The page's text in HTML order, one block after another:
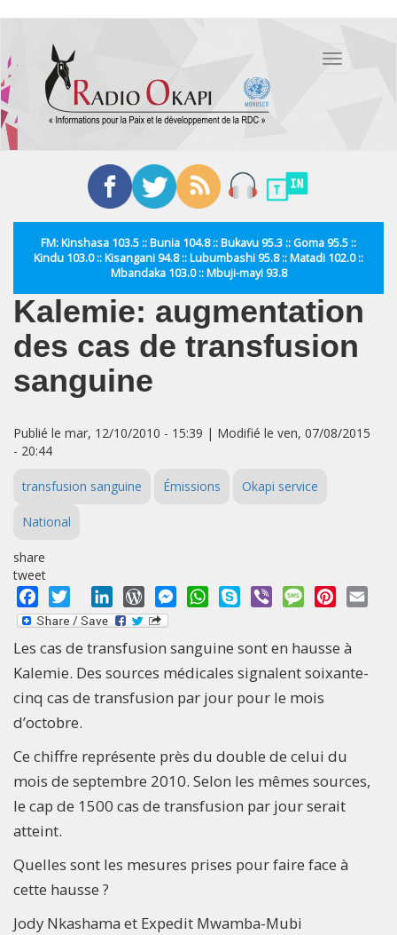
contenu
principal
Toggle
FM: Kinshasa 103.5 :: Bunia 104.8 :: Bukavu 95.3 :: Goma 95.5 ::
Kindu 103.0 :: Kisangani 94.8 :: Lubumbashi 95.8 :: Matadi 102.0 ::
Mbandaka 103.0 :: Mbuji-mayi 93.8
Kalemie: augmentation
des cas de transfusion
sanguine
Publié le mar, 12/10/2010 - 15:39 | Modifié le ven, 07/08/2015
- 20:44
transfusion sanguine Émissions Okapi service
National
share
tweet
Facebook
Twitter LinkedInWordPressMessengerWhatsApp
Skype Viber MessagePinterest
Les cas de transfusion sanguine sont en hausse à
Kalemie. Des sources médicales signalent soixante-
cinq cas de transfusion par jour pour le mois
d’octobre.
Ce chiffre représente près du double de celui du
mois de septembre 2010. Selon les mêmes sources,
le cap de 1500 cas de transfusion par jour serait
atteint.
Quelles sont les mesures prises pour faire face à
cette hausse ?
Jody Nkashama et Expedit Mwamba-Mubi